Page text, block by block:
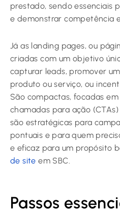
prestado, sendo essenciais
e demonstrar competência
Já as landing pages, ou
criadas com um objetivo
capturar leads, promover
produto ou serviço, ou
São compactas, focadas
chamadas para ação
são estratégicas para
pontuais e para quem
e eficaz para um propósito
de site em SBC.
Passos